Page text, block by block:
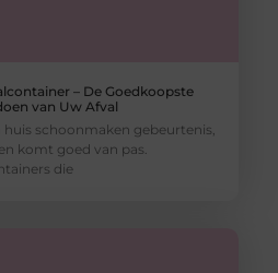
– De Goedkoopste
van Uw Afval
huis schoonmaken gebeurtenis,
komt goed van pas.
die